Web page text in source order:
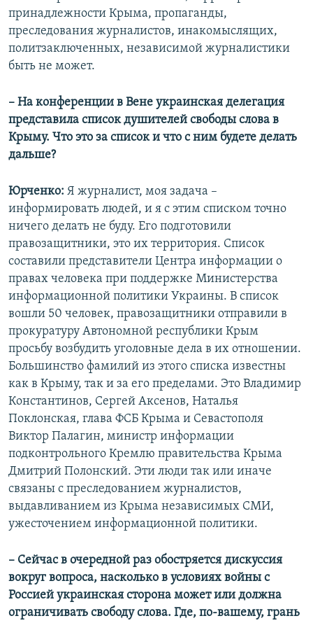
принадлежности Крыма, пропаганды,
преследования журналистов, инакомыслящих,
политзаключенных, независимой журналистики
быть не может.
–​ На конференции в Вене украинская делегация
представила список душителей свободы слова в
Крыму. Что это за список и что с ним будете делать
дальше?
Юрченко: Я журналист, моя задача –
информировать людей, и я с этим списком точно
ничего делать не буду. Его подготовили
правозащитники, это их территория. Список
составили представители Центра информации о
правах человека при поддержке Министерства
информационной политики Украины. В список
вошли 50 человек, правозащитники отправили в
прокуратуру Автономной республики Крым
просьбу возбудить уголовные дела в их отношении.
Большинство фамилий из этого списка известны
как в Крыму, так и за его пределами. Это Владимир
Константинов, Сергей Аксенов, Наталья
Поклонская, глава ФСБ Крыма и Севастополя
Виктор Палагин, министр информации
подконтрольного Кремлю правительства Крыма
Дмитрий Полонский. Эти люди так или иначе
связаны с преследованием журналистов,
выдавливанием из Крыма независимых СМИ,
ужесточением информационной политики.
–​ Сейчас в очередной раз обостряется дискуссия
вокруг вопроса, насколько в условиях войны с
Россией украинская сторона может или должна
ограничивать свободу слова. Где, по-вашему, грань